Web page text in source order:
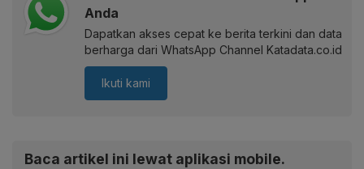
Anda
Dapatkan akses cepat ke berita terkini dan data
berharga dari WhatsApp Channel Katadata.co.id
Ikuti kami
Baca artikel ini lewat aplikasi mobile.